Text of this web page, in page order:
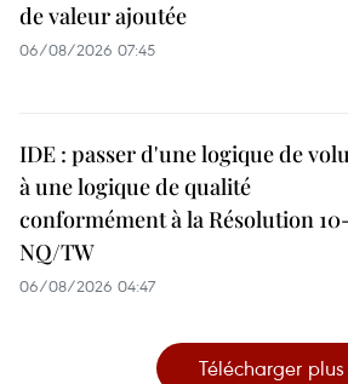
de valeur ajoutée
06/08/2026 07:45
IDE : passer d'une logique de
à une logique de qualité
conformément à la Résolution
NQ/TW
06/08/2026 04:47
Télécharger plus